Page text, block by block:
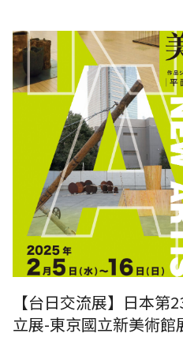
日本第23回NAU21世紀美術連立展-
【台日交流展】日本第
立展-東京國立新美術館